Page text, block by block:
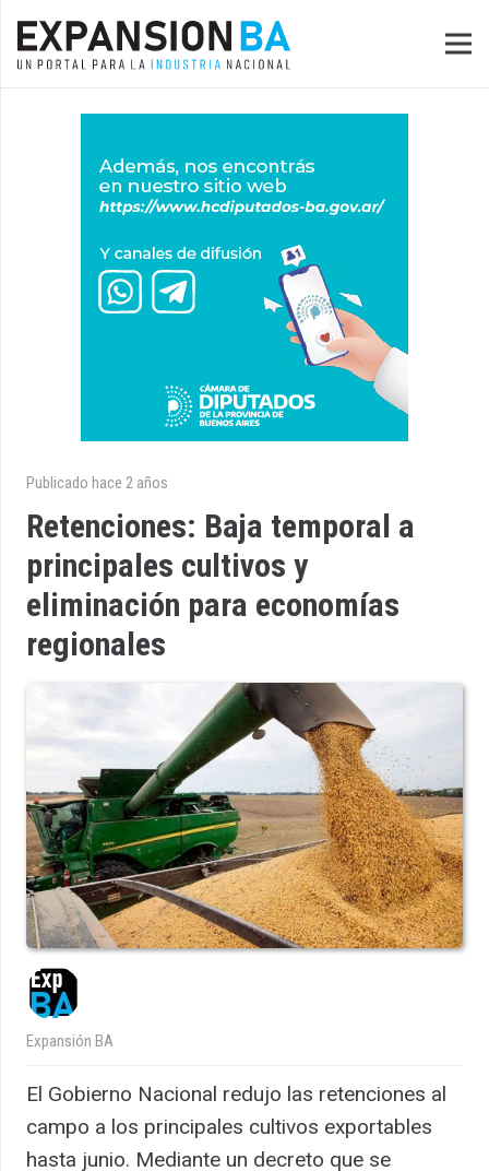
Publicado hace 2 años
Retenciones: Baja temporal a
principales cultivos y
eliminación para economías
regionales
Expansión BA
El Gobierno Nacional redujo las retenciones al
campo a los principales cultivos exportables
hasta junio. Mediante un decreto que se